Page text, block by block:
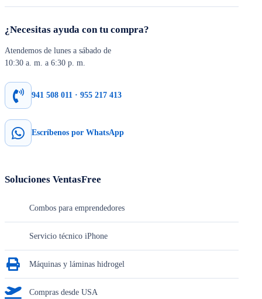
¿Necesitas ayuda con tu compra?
Atendemos de lunes a sábado de
10:30 a. m. a 6:30 p. m.
941 508 011 · 955 217 413
Escríbenos por WhatsApp
Soluciones VentasFree
Combos para emprendedores
Servicio técnico iPhone
Máquinas y láminas hidrogel
Compras desde USA